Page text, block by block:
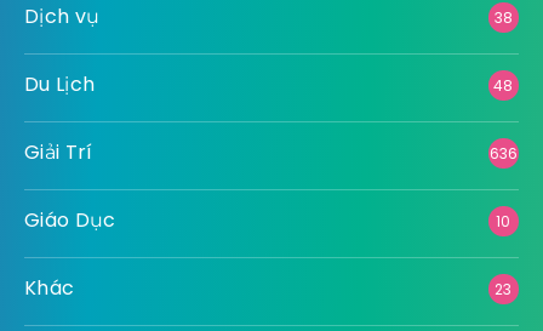
Dịch vụ 38
Du Lịch 48
Giải Trí 636
Giáo Dục 10
Khác 23